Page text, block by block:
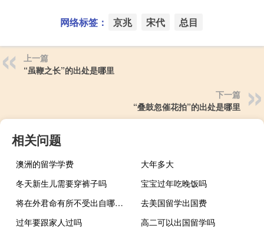
网络标签： 京兆 宋代 总目
上一篇
“虽鞭之长”的出处是哪里
下一篇
“叠鼓忽催花拍”的出处是哪里
相关问题
澳洲的留学学费
大年多大
冬天新生儿需要穿裤子吗
宝宝过年吃晚饭吗
将在外君命有所不受出自哪个兵法
去美国留学出国费
过年要跟家人过吗
高二可以出国留学吗